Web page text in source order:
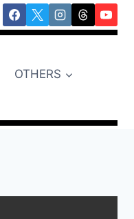
OTHERS